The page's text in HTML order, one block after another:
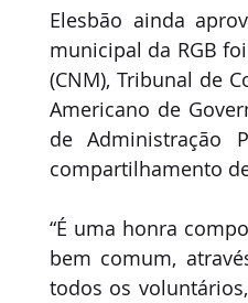
Elesbão ainda
municipal da RGB
(CNM), Tribunal de
Americano de
de Administração
compartilhamento
“É uma honra
bem comum,
todos os